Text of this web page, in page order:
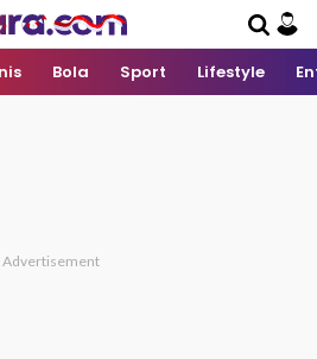
Bola Sport Lifestyle